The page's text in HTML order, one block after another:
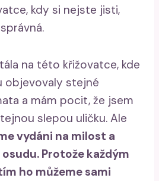
kdy si nejste jisti,
na této křižovatce, kde
objevovaly stejné
a mám pocit, že jsem
slepou uličku. Ale
vydáni na milost a
Protože každým
ho můžeme sami